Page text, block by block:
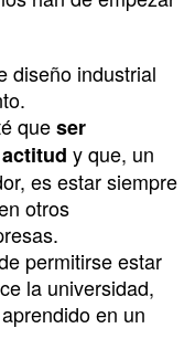
diseño industrial
queser
y que, un
es estar siempre
otros
permitirse estar
la universidad,
en un